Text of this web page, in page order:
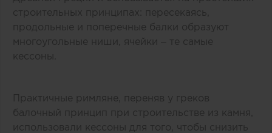
строительных принципах: пересекаясь,
продольные и поперечные балки образуют
многоугольные ниши, ячейки – те самые
кессоны.
Практичные римляне, переняв у греков
балочный принцип при строительстве из камня,
использовали кессоны для того, чтобы снизить